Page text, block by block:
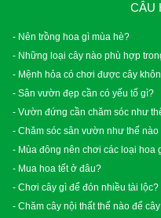
CÂU
- Nên trồng hoa gì mùa hè?
- Những loại cây nào phù hợp
- Mệnh hỏa có chơi được cây
- Sân vườn đẹp cần có yếu tố gì?
- Vườn đứng cần chăm sóc như
- Chăm sóc sân vườn như thế
- Mùa đông nên chơi các loại hoa
- Mua hoa tết ở đâu?
- Chơi cây gì để đón nhiều tài lộc?
- Chăm cây nội thất thế nào để